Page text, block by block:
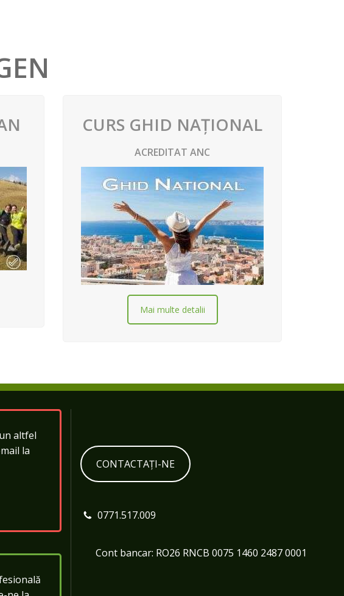
CURS GHID NAȚIONAL
ACREDITAT ANC
Mai multe detalii
altfel
la
CONTACTAȚI-NE
0771.517.009
Cont bancar: RO26 RNCB 0075 1460 2487 0001